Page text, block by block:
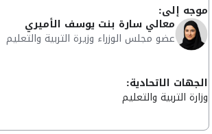
موجه إلى:
معالي سارة بنت يوسف الأميري
عضو مجلس الوزراء وزيرة التربية والتعليم
الجهات الاتحادية:
وزارة التربية والتعليم